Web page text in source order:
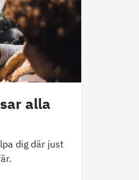
alla
dig där just